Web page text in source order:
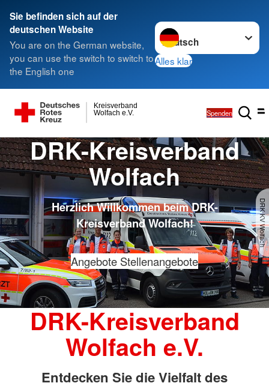
Sie befinden sich auf der
deutschen Website
You are on the German website,
you can use the switch to switch to
the English one
Sprache wechseln zu
Alles klar
Wolfach e.V.
Kreisverband
Spenden
DRK KV Wolfach
DRK-Kreisverband
Wolfach
Herzlich Willkommen beim DRK-
Kreisverband Wolfach!
Angebote Stellenangebote
DRK-Kreisverband
Wolfach e.V.
Entdecken Sie die Vielfalt des